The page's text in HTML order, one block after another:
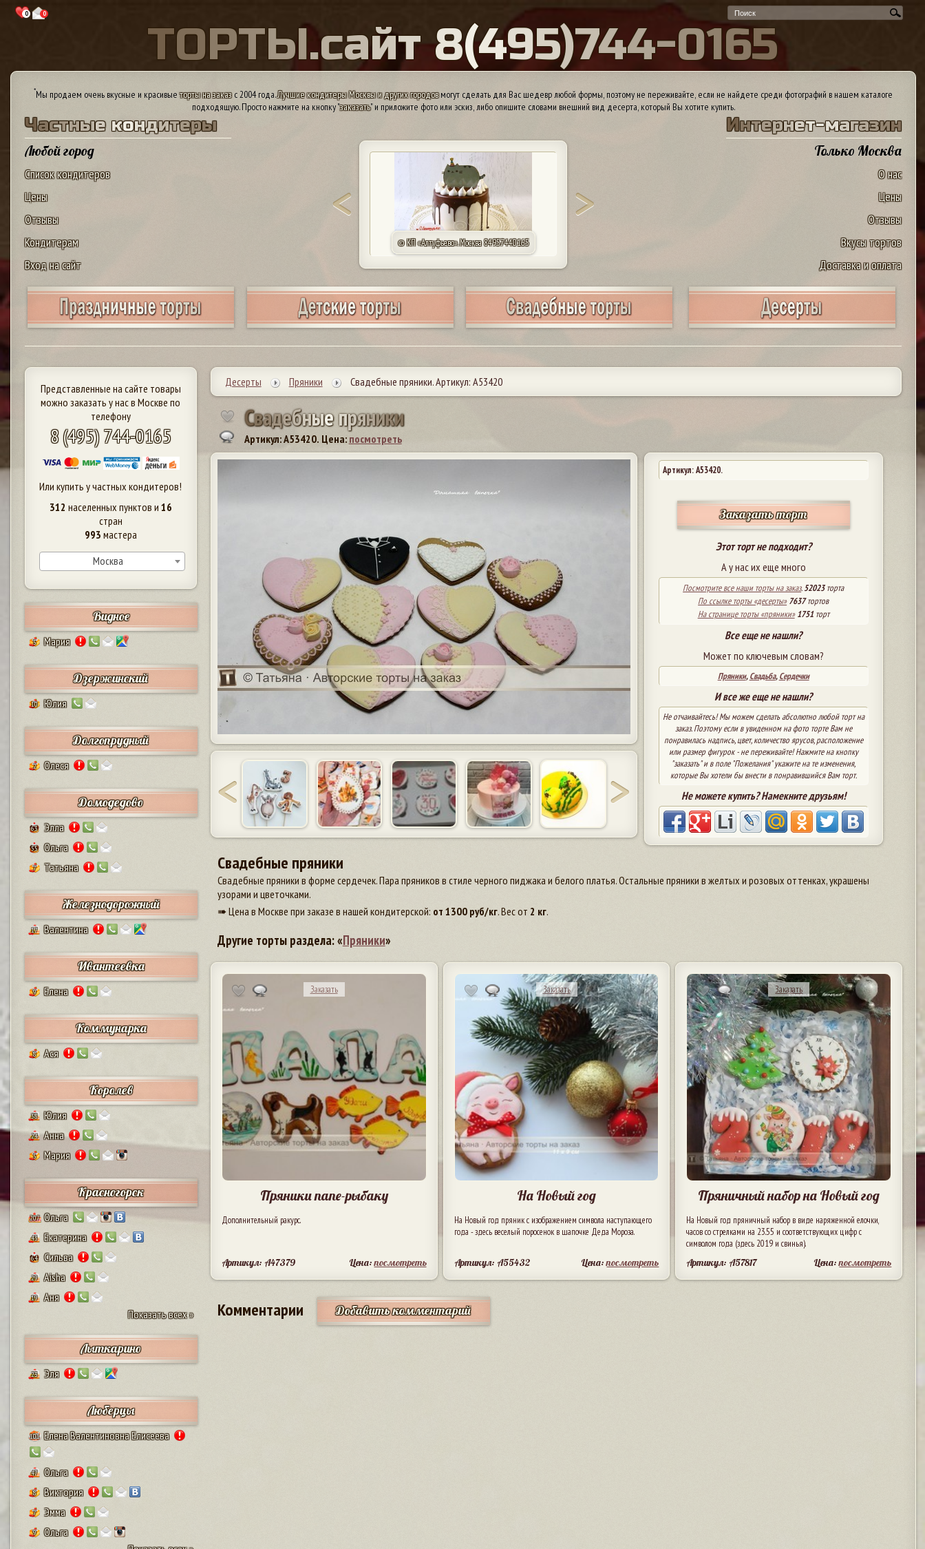
0 0
ТОРТЫ.сайт 8(495)744-0165
*Мы продаем очень вкусные и красивыеторты на заказс 2004 года.Лучшие кондитеры Москвы и других городовмогут сделать для Вас шедевр любой формы, поэтому не переживайте, если не найдете среди фотографий в нашем каталоге
подходящую. Просто нажмите на кнопку "заказать" и приложите фото или эскиз, либо опишите словами внешний вид десерта, который Вы хотите купить.
Частные кондитеры
Любой город
Список кондитеров
Цены
Отзывы
Кондитерам
Вход на сайт
Интернет-магазин
Только Москва
О нас
Цены
Отзывы
Вкусы тортов
Доставка и оплата
© КП «Алтуфьево». Москва 84957440165
Представленные на сайте товары
можно заказать у нас в Москве по
телефону
8 (495) 744-0165
Или купить у частных кондитеров!
312 населенных пунктов и 16
стран
993 мастера
Москва
Видное
5 Мария
Дзержинский
10 Юлия
Долгопрудный
2 Олеся
Домодедово
63 Элла
55 Ольга
7 Татьяна
Железнодорожный
17 Валентина
Ивантеевка
9 Елена
Коммунарка
8 Ася
Королев
38 Юлия
24 Анна
5 Мария
Красногорск
207 Ольга
43 Екатерина
64 Сильва
29 Aisha
19
Аня
Показать всех »
Лыткарино
23 Эля
Люберцы
101 Елена Валентиновна Елисеева
47 Ольга
8 Виктория
7 Эмма
9
Ольга
Десерты Пряники Свадебные пряники. Артикул: А53420
Свадебныепряники
Артикул: A53420. Цена: посмотреть
Артикул: A53420.
Заказать торт
Этот торт не подходит?
А у нас их еще много
Посмотрите все наши торты на заказ.52023торта
По ссылке торты «десерты» 7637тортов
На странице торты «пряники» 1751торт
Все еще не нашли?
Может по ключевым словам?
Пряники,Свадьба,Сердечки
И все же еще не нашли?
Не отчаивайтесь! Мы можем сделать абсолютно любой торт на
заказ. Поэтому если в увиденном на фото торте Вам не
понравилась надпись, цвет, количество ярусов, расположение
или размер фигурок - не переживайте! Нажмите на кнопку
"заказать" и в поле "Пожелания" укажите на те изменения,
которые Вы хотели бы внести в понравившийся Вам торт.
Не можете купить? Намекните друзьям!
Свадебные пряники
Свадебные пряники в форме сердечек. Пара пряников в стиле черного пиджака и белого платья. Остальные пряники в желтых и розовых оттенках, украшены
узорами и цветочками.
➠ Цена в Москве при заказе в нашей кондитерской: от 1300руб/кг. Вес от 2 кг.
Другие торты раздела: «Пряники»
Заказать
Пряники папе-рыбаку
Дополнительный ракурс.
Артикул: A47379 Цена:посмотреть
Заказать
На Новый год
На Новый год пряник с изображением символа наступающего
года - здесь веселый поросенок в шапочке Деда Мороза.
Артикул: A55432 Цена:посмотреть
Заказать
Пряничный набор на Новый год
На Новый год пряничный набор в виде наряженной елочки,
часов со стрелками на 23.55 и соответствующих цифр с
символом года (здесь 2019 и свинья).
Артикул: A57817 Цена:посмотреть
Комментарии Добавить комментарий